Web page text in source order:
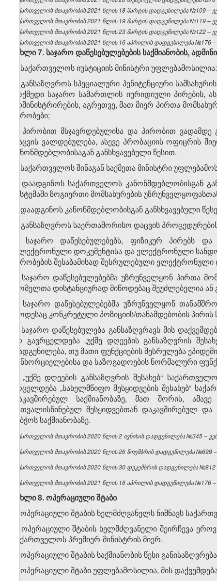
საქართველოს მთავრობის 2021 წლის 18 მარტის დადგენილება №109 –
საქართველოს მთავრობის 2021 წლის 19 მარტის დადგენილება №119 –
საქართველოს მთავრობის 2021 წლის 23 მარტის დადგენილება №122 –
საქართველოს მთავრობის 2021 წლის 16 აპრილის დადგენილება №176 –
მუხლი 7. საჯარო დაწესებულებების საქმიანობის,
1. საქართველოს იუსტიციის მინისტრი უფლებამოსილია:
ა) განსაზღვროს სპეციალური პენიტენციური
მოქმედი საჯარო სამართლის იურიდიული პირების,
ადმინისტრირების, აგრეთვე, მათ მიერ პირთა
პირობები;
ბ) პირობით მსჯავრდებულისა და პირობით
დაცვის ვალდებულება, ასევე პრობაციის
კანონმდებლობისაგან განსხვავებული წესით.
2. საქართველოს შინაგან საქმეთა მინისტრი
ა) დაადგინოს საქართველოს კანონმდებლობისგან
სისტემაში ზოგიერთი მომსახურების
ბ) დაადგინოს კანონმდებლობისგან განსხვავებული
გ) განსაზღვროს საერთაშორისო დაცვის
3. საჯარო დაწესებულებებს, ფიზიკურ პირებს
„ელექტრონული დოკუმენტისა და ელექტრონული სანდო
პირობების შესაბამისად შესრულებული
4. საჯარო დაწესებულებებმა უზრუნველყონ პირთა
რომელთა დისტანციურად მიწოდებაც შეუძლებელია
5. საჯარო დაწესებულებებმა უზრუნველყონ
როდესაც კონკრეტული პოზიციის/თანამდებობის
6. საჯარო დაწესებულება განსაზღვრავს მის
არ გავრცელდება „უქმე დღეების განსაზღვრის
დადგენილება, თუ მათი ფუნქციების შესრულება
განხორციელებისა და საზოგადოების ნორმალური
7. „უქმე დღეების განსაზღვრის შესახებ“
ვრცელდება „სახელმწიფო შესყიდვების შესახებ“
დაკავშირებულ საქმიანობაზე, მათ შორის,
გათვალისწინებულ შესყიდვებთან დაკავშირებულ
საბჭოს საქმიანობაზე.
საქართველოს მთავრობის 2020 წლის 2 ივნისის დადგენილება №345 –
საქართველოს მთავრობის 2020 წლის 26 ნოემბრის დადგენილება №699
საქართველოს მთავრობის 2020 წლის 30 დეკემბრის დადგენილება №812
საქართველოს მთავრობის 2021 წლის 16 აპრილის დადგენილება №176 –
მუხლი 8. ოპერაციული შტაბი
1. ოპერაციული შტაბის ხელმძღვანელს ნიშნავს
2. ოპერაციული შტაბის ხელმძღვანელი შეირჩევა
საქართველოს პრემიერ-მინისტრის მიერ.
3. ოპერაციული შტაბის საქმიანობის წესი
4. ოპერაციული შტაბი უფლებამოსილია, მის